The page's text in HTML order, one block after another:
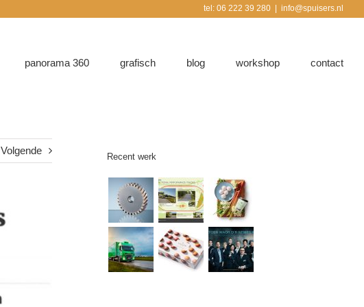
tel: 06 222 39 280 info@spuisers.nl
panorama 360 grafisch blog workshop contact
Volgende
Recent werk